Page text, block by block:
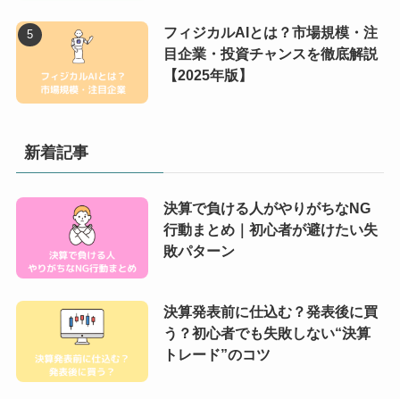
フィジカルAIとは？市場規模・注
目企業・投資チャンスを徹底解説
【2025年版】
新着記事
決算で負ける人がやりがちなNG
行動まとめ｜初心者が避けたい失
敗パターン
決算発表前に仕込む？発表後に買
う？初心者でも失敗しない“決算
トレード”のコツ